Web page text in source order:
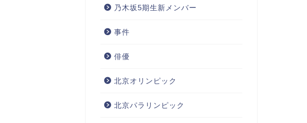
乃木坂5期生新メンバー
事件
俳優
北京オリンピック
北京パラリンピック